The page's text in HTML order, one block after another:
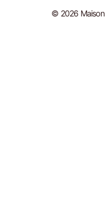
© 2026 Maison